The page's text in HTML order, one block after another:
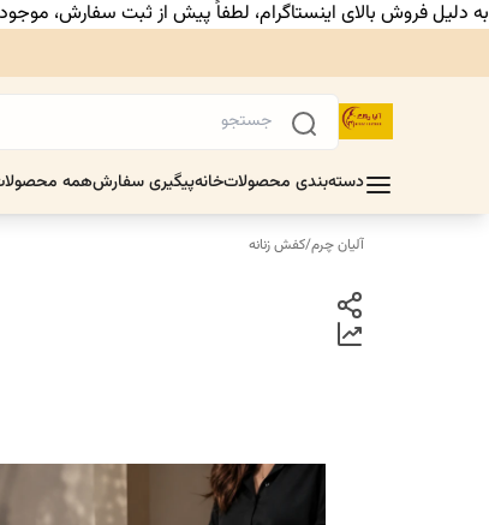
به دلیل فروش بالای اینستاگرام، لطفاً پیش از ثبت سفارش،
دسته‌بندی محصولاتخانهپیگیری سفارشهمه
آلیان چرم/کفش زنانه